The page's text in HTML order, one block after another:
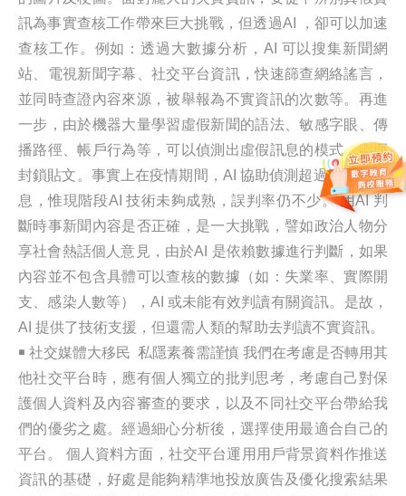
訊為事實查核工作帶來巨大挑戰，但透過AI ，卻可以加速
查核工作。例如：透過大數據分析，AI 可以搜集新聞網
站、電視新聞字幕、社交平台資訊，快速篩查網絡謠言，
並同時查證內容來源，被舉報為不實資訊的次數等。再進
一步，由於機器大量學習虛假新聞的語法、敏感字眼、傳
播路徑、帳戶行為等，可以偵測出虛假訊息的模式，繼而
封鎖貼文。事實上在疫情期間，AI 協助偵測超過50萬則訊
息，惟現階段AI 技術未夠成熟，誤判率仍不少。 用AI 判
斷時事新聞內容是否正確，是一大挑戰，譬如政治人物分
享社會熱話個人意見，由於AI 是依賴數據進行判斷，如果
內容並不包含具體可以查核的數據（如：失業率、實際開
支、感染人數等），AI 或未能有效判讀有關資訊。是故，
AI 提供了技術支援，但還需人類的幫助去判讀不實資訊。
￭ 社交媒體大移民 私隱素養需謹慎 我們在考慮是否轉用其
他社交平台時，應有個人獨立的批判思考，考慮自己對保
護個人資料及內容審查的要求，以及不同社交平台帶給我
們的優劣之處。經過細心分析後，選擇使用最適合自己的
平台。 個人資料方面，社交平台運用用戶背景資料作推送
資訊的基礎，好處是能夠精準地投放廣告及優化搜索結果